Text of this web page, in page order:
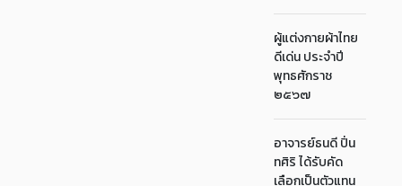
ผู้แต่งกายผ้าไทย
ดีเด่น ประจำปี
พุทธศักราช
๒๕๖๗
อาจารย์ธนดี ปิ่น
ทศิริ ได้รับคัด
เลือกเป็นตัวแทน